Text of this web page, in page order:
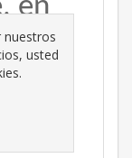
en
nuestros
usted